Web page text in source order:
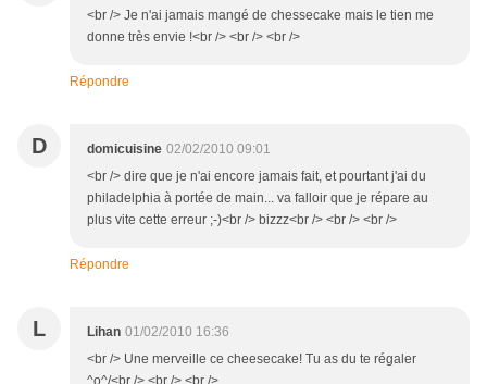
<br /> Je n'ai jamais mangé de chessecake mais le tien me
donne très envie !<br /> <br /> <br />
Répondre
D domicuisine 02/02/2010 09:01
<br /> dire que je n'ai encore jamais fait, et pourtant j'ai du
philadelphia à portée de main... va falloir que je répare au
plus vite cette erreur ;-)<br /> bizzz<br /> <br /> <br />
Répondre
L Lihan 01/02/2010 16:36
<br /> Une merveille ce cheesecake! Tu as du te régaler
^o^/<br /> <br /> <br />